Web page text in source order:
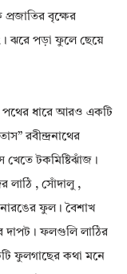
বৃক্ষের
ঝরে পড়া ফুলে ছেয়ে
পথের ধারে আরও একটি
রবীন্দ্রনাথের
টকমিষ্টিঝাঁজ।
লাঠি , সোঁদালু ,
ফুল। বৈশাখ
দাপট। ফলগুলি লাঠির
ফুলগাছের কথা মনে